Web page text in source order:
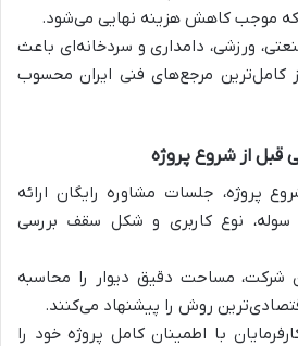
که موجب کاهش هزینه نهایی می‌شود.
ورزشی، دامداری و سردخانه‌ای باعث
کامل‌ترین مرجع‌های فنی ایران محسوب
از شروع پروژه
پروژه، جلسات مشاوره رایگان ارائه
نوع کاربری و شکل سقف بررسی
شرکت، مساحت دقیق دیوار را محاسبه
روش را پیشنهاد می‌کنند.
با اطمینان کامل پروژه خود را